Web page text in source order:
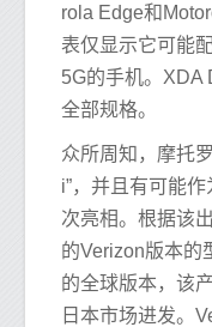
rola Edge和
表仅显示它可能
5G的手机。XDA
全部规格。
众所周知，摩托
i”，并且有可能
次亮相。根据该
的Verizon版本的
的全球版本，该
日本市场进发。